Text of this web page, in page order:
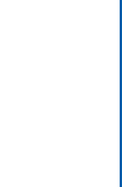
“中国磨刃”